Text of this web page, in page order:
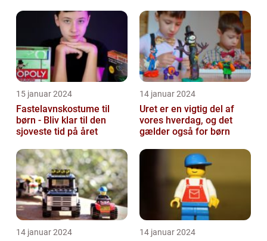
st...
m...
15 januar 2024
Fastelavnskostume til
børn - Bliv klar til den
sjoveste tid på året
14 januar 2024
Uret er en vigtig del af
vores hverdag, og det
gælder også for børn
14 januar 2024 14 januar 2024